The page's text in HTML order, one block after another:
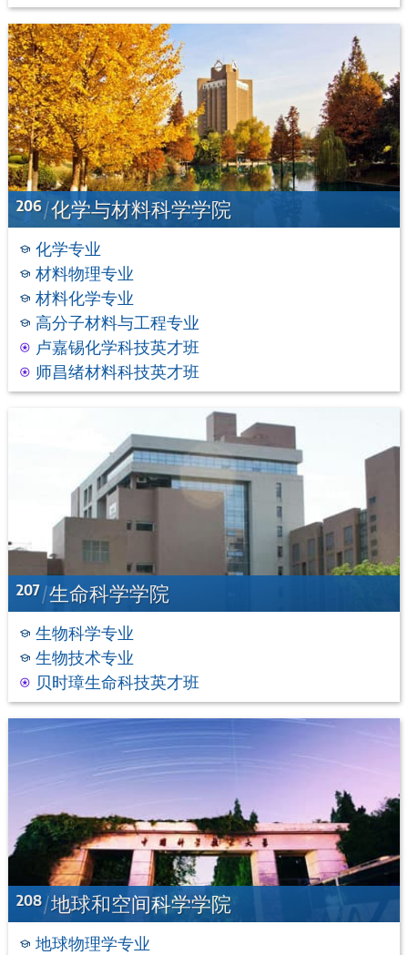
206 化学与材料科学学院
化学专业
材料物理专业
材料化学专业
高分子材料与工程专业
卢嘉锡化学科技英才班
师昌绪材料科技英才班
207 生命科学学院
生物科学专业
生物技术专业
贝时璋生命科技英才班
208 地球和空间科学学院
地球物理学专业